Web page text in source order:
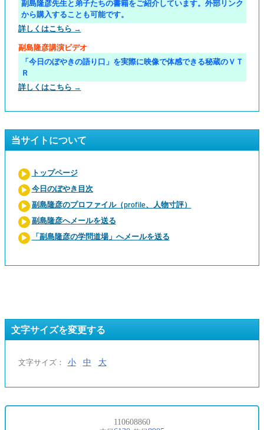
副島隆彦先生と弟子たちの書籍をご紹介しています。外部リンク
から購入することも可能です。
詳しくはこちら →
副島隆彦講演ビデオ
「今日のぼやきの語り口」を実際に映像で体感できる秘蔵のＶＴ
Ｒ
詳しくはこちら →
当サイトについて
トップページ
今日のぼやき目次
副島隆彦のプロファイル（profile、人物寸評）
副島隆彦へメールを送る
「副島隆彦の学問道場」へメールを送る
文字サイズを変更する
文字サイズ： 小 中 大